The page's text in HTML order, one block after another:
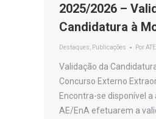
2025/2026 –
Candidatura à
Destaques Publicações PorATE
Validação da
Concurso Externo
Encontra-se disponível
AE/EnA efetuarem a